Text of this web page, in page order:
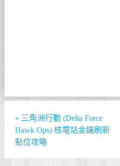
« 三角洲行動 (Delta Force
Hawk Ops) 核電站金鑰刷新
點位攻略